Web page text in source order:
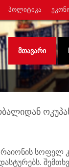
ᲞᲝᲚᲘᲢᲘᲙᲐ
ᲛᲗᲐᲕᲐᲠᲘ
სოფელ